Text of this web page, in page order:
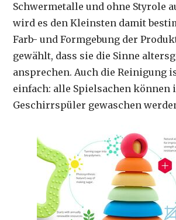
Schwermetalle und ohne Styrole
wird es den Kleinsten damit
Farb- und Formgebung der
gewählt, dass sie die Sinne
ansprechen. Auch die Reinigung
einfach: alle Spielsachen können
Geschirrspüler gewaschen